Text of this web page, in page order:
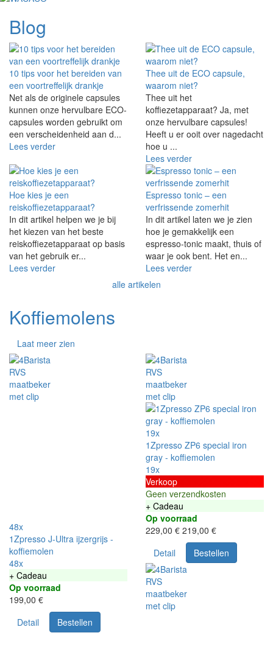
Blog
10 tips voor het bereiden van
een voortreffelijk drankje
Net als de originele capsules
kunnen onze hervulbare ECO-
capsules worden gebruikt om
een verscheidenheid aan d...
Lees verder
Thee uit de ECO capsule,
waarom niet?
Thee uit het
koffiezetapparaat? Ja, met
onze hervulbare capsules!
Heeft u er ooit over nagedacht
hoe u ...
Lees verder
Hoe kies je een
reiskoffiezetapparaat?
In dit artikel helpen we je bij
het kiezen van het beste
reiskoffiezetapparaat op basis
van het gebruik er...
Lees verder
Espresso tonic – een
verfrissende zomerhit
In dit artikel laten we je zien
hoe je gemakkelijk een
espresso-tonic maakt, thuis of
waar je ook bent. Het en...
Lees verder
alle artikelen
Koffiemolens
Laat meer zien
48x
1Zpresso J-Ultra ijzergrijs -
koffiemolen
48x
+ Cadeau
Op voorraad
199,00 €
Detail
Bestellen
19x
1Zpresso ZP6 special iron
gray - koffiemolen
19x
Verkoop
Geen verzendkosten
+ Cadeau
Op voorraad
229,00 € 219,00 €
Detail
Bestellen